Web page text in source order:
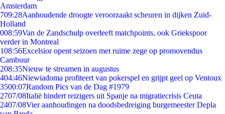
Amsterdam
709:28Aanhoudende droogte veroorzaakt scheuren in dijken Zuid-
Holland
008:59Van de Zandschulp overleeft matchpoints, ook Griekspoor
verder in Montreal
108:56Excelsior opent seizoen met ruime zege op promovendus
Cambuur
208:35Nieuw te streamen in augustus
404:46Niewiadoma profiteert van pokerspel en grijpt geel op Ventoux
3500:07Random Pics van de Dag #1979
2707/08Italië hindert reizigers uit Spanje na migratiecrisis Ceuta
2407/08Vier aanhoudingen na doodsbedreiging burgemeester Depla